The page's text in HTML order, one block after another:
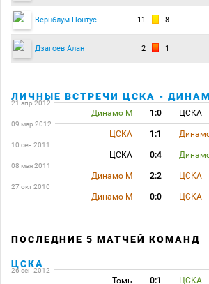
Вернблум Понтус 11 8
Дзагоев Алан 2 1
ЛИЧНЫЕ ВСТРЕЧИ ЦСКА -
21 апр 2012
Динамо М 1:0 ЦСКА
09 мар 2012
ЦСКА 1:1
10 сен 2011
ЦСКА 0:4
08 мая 2011
Динамо М 2:2 ЦСКА
27 окт 2010
Динамо М 0:0 ЦСКА
ПОСЛЕДНИЕ 5 МАТЧЕЙ КОМАНД
ЦСКА
26 сен 2012
Томь 0:1 ЦСКА